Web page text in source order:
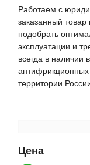
Цена
Работаем с
заказанный
подобрать
эксплуатации и
всегда в наличии
антифрикционных
территории